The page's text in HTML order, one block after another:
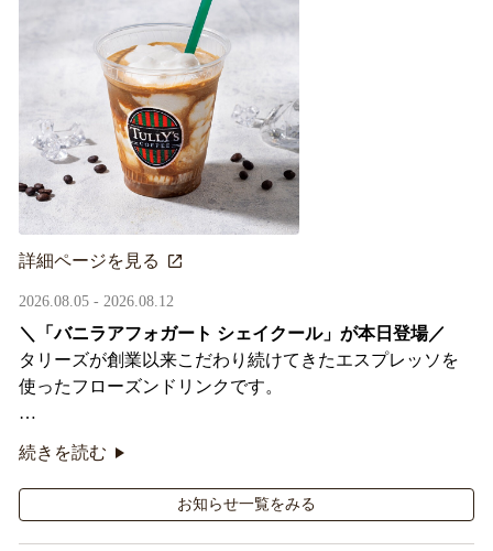
詳細ページを見る
2026.08.05 - 2026.08.12
＼「バニラアフォガート シェイクール」が本日登場／
タリーズが創業以来こだわり続けてきたエスプレッソを
使ったフローズンドリンクです。
オリジナルシールがその場で当たるキャンペーンも実
施！
続きを読む
お知らせ一覧をみる